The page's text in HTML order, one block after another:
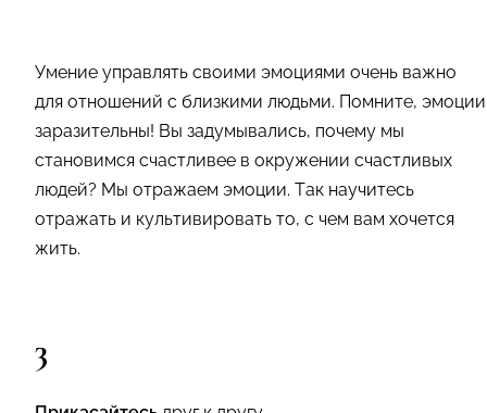
Умение управлять своими эмоциями очень важно
для отношений с близкими людьми. Помните, эмоции
заразительны! Вы задумывались, почему мы
становимся счастливее в окружении счастливых
людей? Мы отражаем эмоции. Так научитесь
отражать и культивировать то, с чем вам хочется
жить.
3